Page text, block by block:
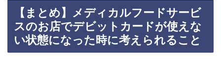
【まとめ】メディカルフードサービ
スのお店でデビットカードが使えな
い状態になった時に考えられること